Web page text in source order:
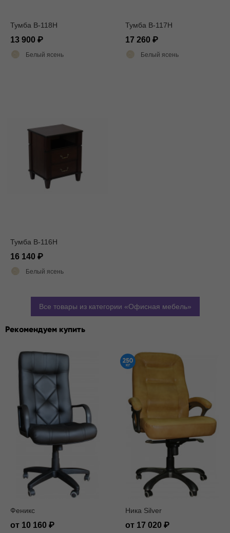
Тумба В-118Н
13 900
Белый ясень
Тумба В-117Н
17 260
Белый ясень
Тумба В-116Н
16 140
Белый ясень
Все товары из категории Офисная мебель
Рекомендуем купить
Феникс
от 10 160
Ника Silver
от 17 020